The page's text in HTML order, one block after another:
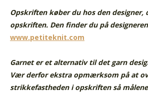
Opskriften køber du hos den designer,
opskriften. Den finder du på
www.petiteknit.com
Garnet er et alternativ til det garn
Vær derfor ekstra opmærksom på at
strikkefastheden i opskriften så